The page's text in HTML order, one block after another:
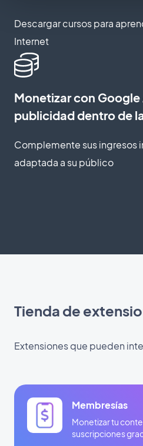
Descargar cursos para
Internet
Monetizar con
publicidad dentro de
Complemente sus
adaptada a su público
Tienda de
Extensiones que pueden
Membresías
Monetizar tu
suscripciones